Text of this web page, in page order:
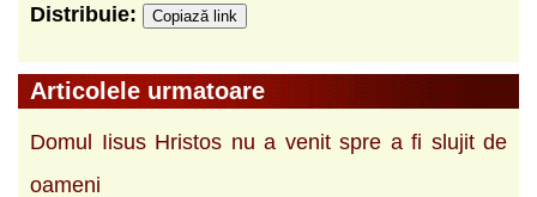
Distribuie: Copiază link
Articolele urmatoare
Domul Iisus Hristos nu a venit spre a fi slujit de
oameni